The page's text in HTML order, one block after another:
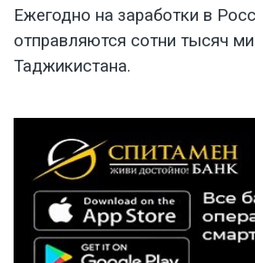
Ежегодно на заработки в
отправляются сотни тысяч
Таджикистана.